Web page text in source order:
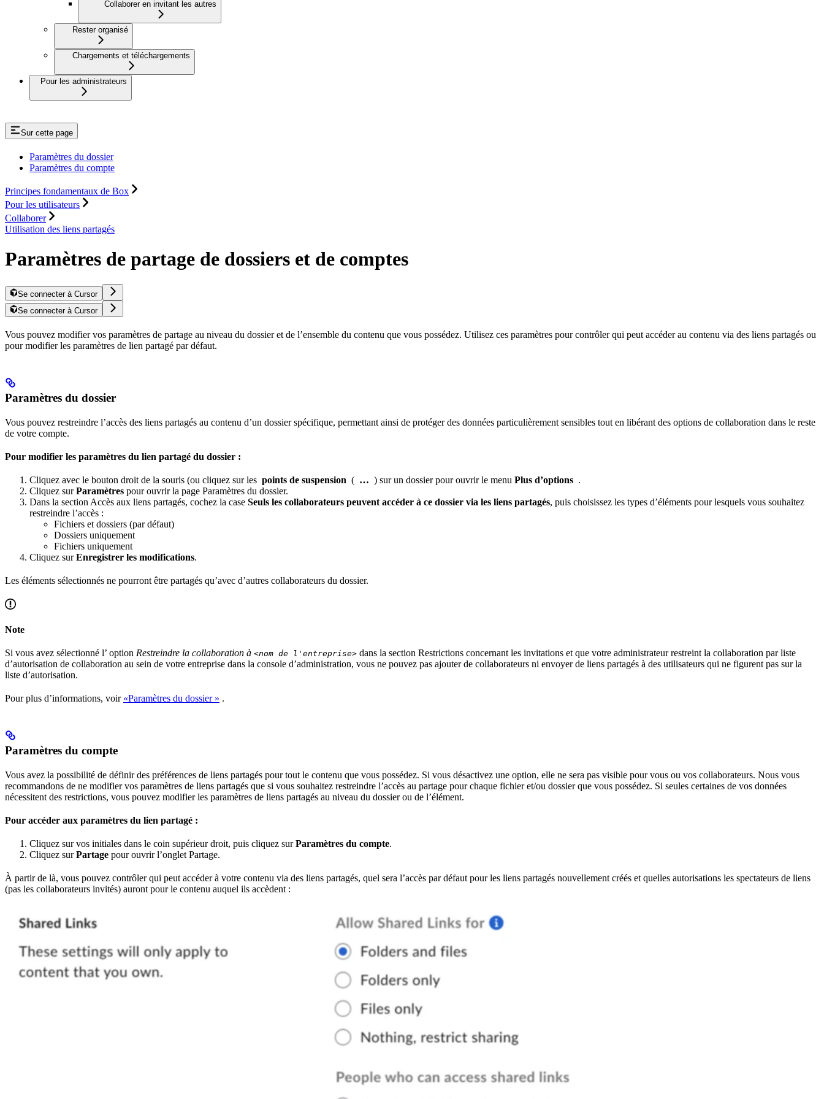
Collaborer en invitant les autres
Rester organisé
Chargements et téléchargements
Pour les administrateurs
Sur cette page
Paramètres du dossier
Paramètres du compte
Principes fondamentaux de Box
Pour les utilisateurs
Collaborer
Utilisation des liens partagés
Paramètres de partage de dossiers et de comptes
Se connecter à Cursor
Se connecter à Cursor
Vous pouvez modifier vos paramètres de partage au niveau du dossier et de l’ensemble du contenu que vous possédez. Utilisez ces paramètres pour contrôler qui peut accéder au contenu via des liens partagés ou
pour modifier les paramètres de lien partagé par défaut.
Paramètres du dossier
Vous pouvez restreindre l’accès des liens partagés au contenu d’un dossier spécifique, permettant ainsi de protéger des données particulièrement sensibles tout en libérant des options de collaboration dans le reste
de votre compte.
Pour modifier les paramètres du lien partagé du dossier :
Cliquez avec le bouton droit de la souris (ou cliquez sur les points de suspension ( … ) sur un dossier pour ouvrir le menu Plus d’options .
Cliquez surParamètres pour ouvrir la page Paramètres du dossier.
Dans la section Accès aux liens partagés, cochez la case Seuls les collaborateurs peuvent accéder à ce dossier via les liens partagés, puis choisissez les types d’éléments pour lesquels vous souhaitez
restreindre l’accès :
Fichiers et dossiers (par défaut)
Dossiers uniquement
Fichiers uniquement
Cliquez surEnregistrer les modifications.
Les éléments sélectionnés ne pourront être partagés qu’avec d’autres collaborateurs du dossier.
Note
Si vous avez sélectionné l’ option Restreindre la collaboration à <nom de l'entreprise> dans la section Restrictions concernant les invitations et que votre administrateur restreint la collaboration par liste
d’autorisation de collaboration au sein de votre entreprise dans la console d’administration, vous ne pouvez pas ajouter de collaborateurs ni envoyer de liens partagés à des utilisateurs qui ne figurent pas sur la
liste d’autorisation.
Pour plus d’informations, voir «Paramètres du dossier » .
Paramètres du compte
Vous avez la possibilité de définir des préférences de liens partagés pour tout le contenu que vous possédez. Si vous désactivez une option, elle ne sera pas visible pour vous ou vos collaborateurs. Nous vous
recommandons de ne modifier vos paramètres de liens partagés que si vous souhaitez restreindre l’accès au partage pour chaque fichier et/ou dossier que vous possédez. Si seules certaines de vos données
nécessitent des restrictions, vous pouvez modifier les paramètres de liens partagés au niveau du dossier ou de l’élément.
Pour accéder aux paramètres du lien partagé :
Cliquez sur vos initiales dans le coin supérieur droit, puis cliquez surParamètres du compte.
Cliquez surPartage pour ouvrir l’onglet Partage.
À partir de là, vous pouvez contrôler qui peut accéder à votre contenu via des liens partagés, quel sera l’accès par défaut pour les liens partagés nouvellement créés et quelles autorisations les spectateurs de liens
(pas les collaborateurs invités) auront pour le contenu auquel ils accèdent :